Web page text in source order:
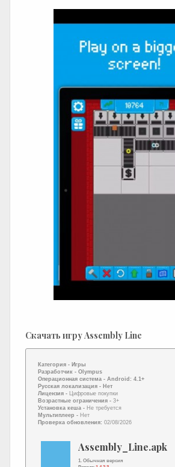
Скачать игру Assembly Line
Категория - Игры
Разработчик - Olympus
Операционная система - Android: 4.1+
Русская локализация - Нет
Лицензия -
Цифровые покупки
Возрастные ограничения - 3+
Установка кеша - Не требуется
Мультиплеер - Нет
Проверка обновления: 02/08/2026
Assembly_Line.apk
1. Обычная версия